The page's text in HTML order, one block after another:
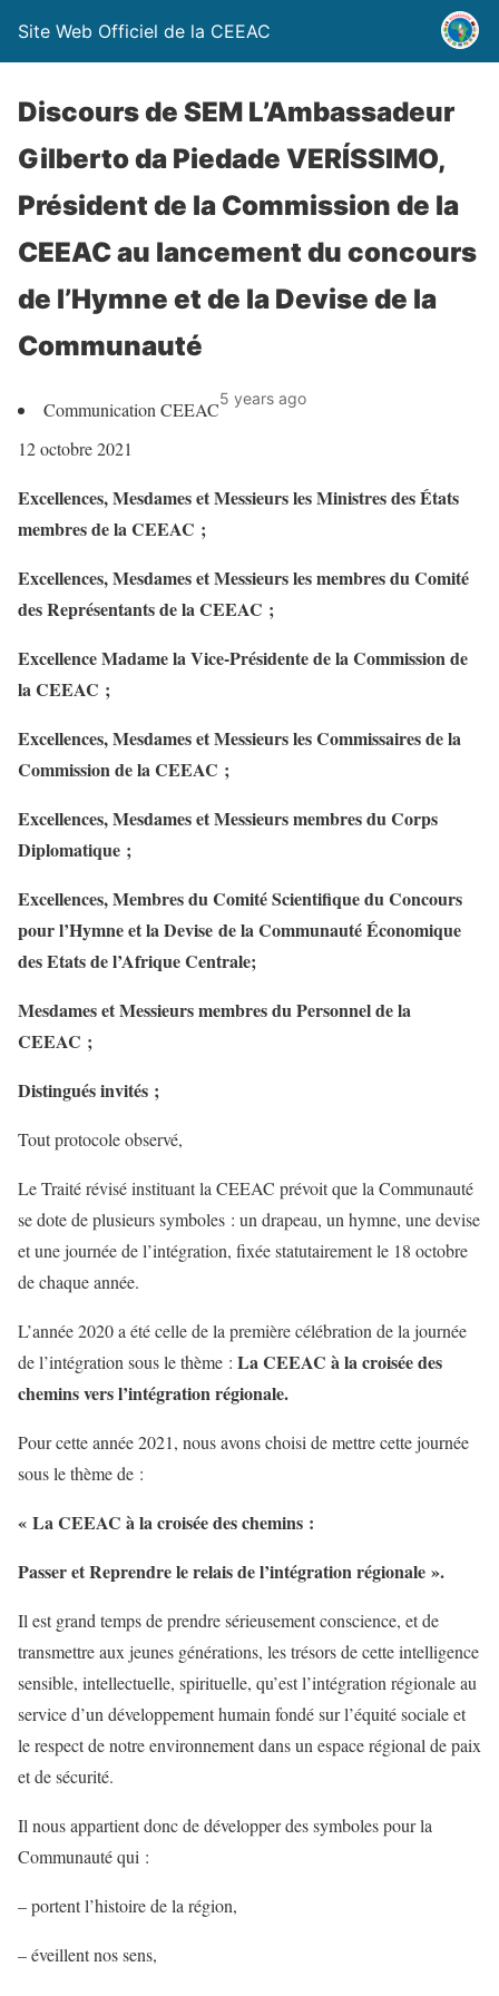
Site Web Officiel de la CEEAC
Discours de SEM L’Ambassadeur
Gilberto da Piedade VERÍSSIMO,
Président de la Commission de la
CEEAC au lancement du concours
de l’Hymne et de la Devise de la
Communauté
Communication CEEAC5 years ago
12 octobre 2021
Excellences, Mesdames et Messieurs les Ministres des États
membres de la CEEAC ;
Excellences, Mesdames et Messieurs les membres du Comité
des Représentants de la CEEAC ;
Excellence Madame la Vice-Présidente de la Commission de
la CEEAC ;
Excellences, Mesdames et Messieurs les Commissaires de la
Commission de la CEEAC ;
Excellences, Mesdames et Messieurs membres du Corps
Diplomatique ;
Excellences, Membres du Comité Scientifique du Concours
pour l’Hymne et la Devise de la Communauté Économique
des Etats de l’Afrique Centrale;
Mesdames et Messieurs membres du Personnel de la
CEEAC ;
Distingués invités ;
Tout protocole observé,
Le Traité révisé instituant la CEEAC prévoit que la Communauté
se dote de plusieurs symboles : un drapeau, un hymne, une devise
et une journée de l’intégration, fixée statutairement le 18 octobre
de chaque année.
L’année 2020 a été celle de la première célébration de la journée
de l’intégration sous le thème : La CEEAC à la croisée des
chemins vers l’intégration régionale.
Pour cette année 2021, nous avons choisi de mettre cette journée
sous le thème de :
« La CEEAC à la croisée des chemins :
Passer et Reprendre le relais de l’intégration régionale ».
Il est grand temps de prendre sérieusement conscience, et de
transmettre aux jeunes générations, les trésors de cette intelligence
sensible, intellectuelle, spirituelle, qu’est l’intégration régionale au
service d’un développement humain fondé sur l’équité sociale et
le respect de notre environnement dans un espace régional de paix
et de sécurité.
Il nous appartient donc de développer des symboles pour la
Communauté qui :
– portent l’histoire de la région,
– éveillent nos sens,